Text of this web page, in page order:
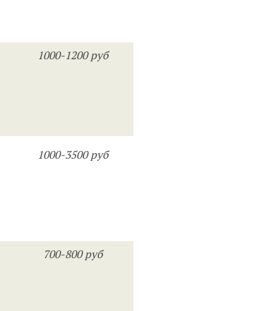
1000-1200 руб
1000-3500 руб
700-800 руб